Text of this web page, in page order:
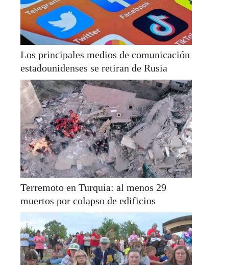
Los principales medios de comunicación
estadounidenses se retiran de Rusia
Terremoto en Turquía: al menos 29
muertos por colapso de edificios